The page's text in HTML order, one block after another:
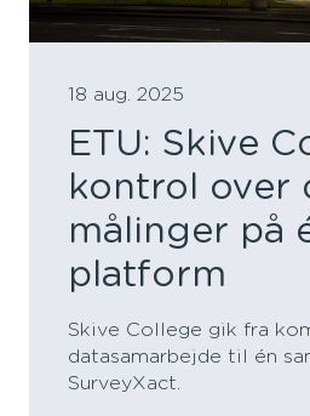
18 aug. 2025
ETU: Skive
kontrol over
målinger på
platform
Skive College gik fra
datasamarbejde til én
SurveyXact.